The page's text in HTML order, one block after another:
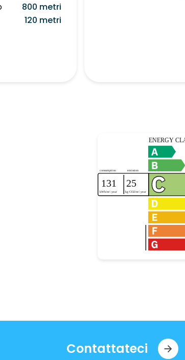
800 metri
120 metri
Contattateci